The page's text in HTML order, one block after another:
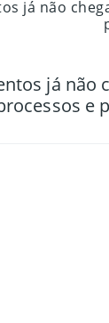
já não
e